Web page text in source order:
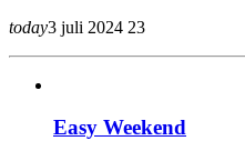
today3 juli 2024 23
Easy Weekend